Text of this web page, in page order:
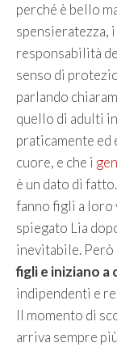
perché è bello
spensieratezza,
responsabilità
senso di
parlando
quello di adulti
praticamente ed
cuore, e che i
è un dato di
fanno figli a loro
spiegato Lia
inevitabile. Però
figli e iniziano
indipendenti e
Il momento di
arriva sempre